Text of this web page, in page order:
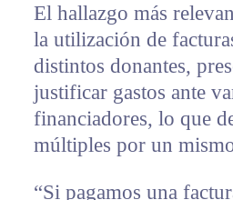
El hallazgo más
la utilización de
distintos donantes,
justificar gastos ante
financiadores, lo que
múltiples por un
“Si pagamos una